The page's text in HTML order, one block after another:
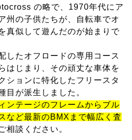
の略で、1970年代にア
州の子供たちが、自転車でオ
真似して遊んだのが始まりで
したオフロードの専用コース
はじまり、その頑丈な車体を
ションに特化したフリースタ
目が派生しました。
ンテージのフレームからブル
など最新のBMXまで幅広く査
相談ください。